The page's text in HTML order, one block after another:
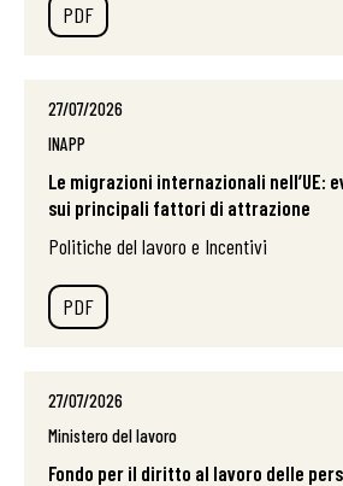
PDF
27/07/2026
INAPP
Le migrazioni internazionali nell’UE:
sui principali fattori di attrazione
Politiche del lavoro e Incentivi
PDF
27/07/2026
Ministero del lavoro
Fondo per il diritto al lavoro delle